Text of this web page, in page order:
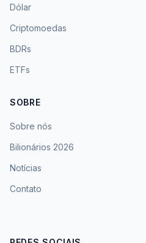
Dólar
Criptomoedas
BDRs
ETFs
SOBRE
Sobre nós
Bilionários 2026
Notícias
Contato